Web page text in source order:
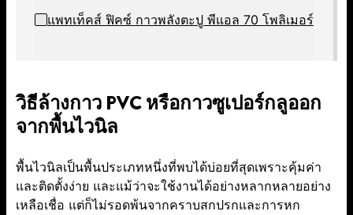
วิธีล้างกาว PVC หรือกาวซูเปอร์กลูออก
จากพื้นไวนิล
พื้นไวนิลเป็นพื้นประเภทหนึ่งที่พบได้บ่อยที่สุดเพราะคุ้มค่า
และติดตั้งง่าย และแม้ว่าจะใช้งานได้อย่างหลากหลายอย่าง
เหลือเชื่อ แต่ก็ไม่รอดพ้นจากคราบสกปรกและการหก
แพทเท็คส์ ฟิคซ์ กาวพลังตะปู พีแอล 70 โพลิเมอร์